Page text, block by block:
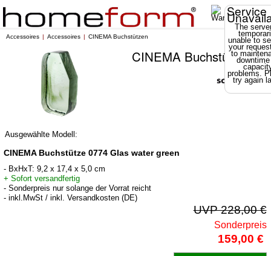
Service
The
unable to
your
to
problems.
try again
Accessoires Accessoires CINEMA Buchstützen
CINEMA Buchstützen
Ausgewählte Modell:
CINEMA Buchstütze 0774 Glas water green
- BxHxT: 9,2 x 17,4 x 5,0 cm
+ Sofort versandfertig
- Sonderpreis nur solange der Vorrat reicht
- inkl.MwSt / inkl. Versandkosten (DE)
UVP 228,00 €
Sonderpreis
159,00 €